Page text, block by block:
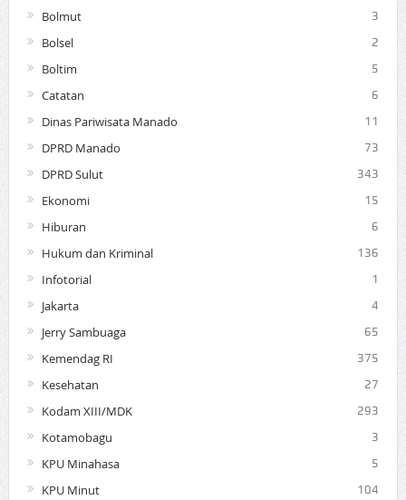
Bolmut 3
Bolsel 2
Boltim 5
Catatan 6
Dinas Pariwisata Manado 11
DPRD Manado 73
DPRD Sulut 343
Ekonomi 15
Hiburan 6
Hukum dan Kriminal 136
Infotorial 1
Jakarta 4
Jerry Sambuaga 65
Kemendag RI 375
Kesehatan 27
Kodam XIII/MDK 293
Kotamobagu 3
KPU Minahasa 5
KPU Minut 104